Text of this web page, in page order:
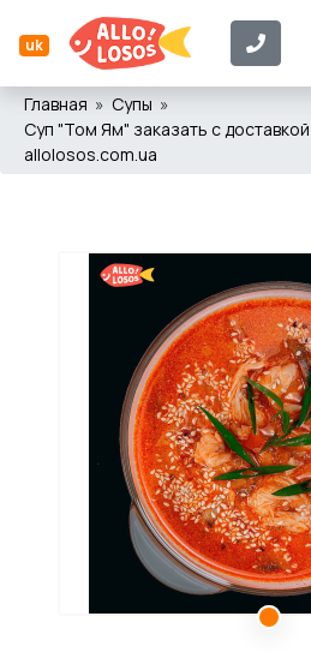
uk
Главная
Супы
Суп "Том Ям" заказать с
allolosos.com.ua